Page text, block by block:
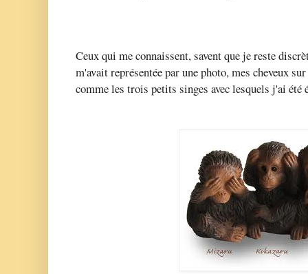
Ceux qui me connaissent, savent que je reste
m'avait représentée par une photo, mes cheveux
comme les trois petits singes avec lesquels j'ai été